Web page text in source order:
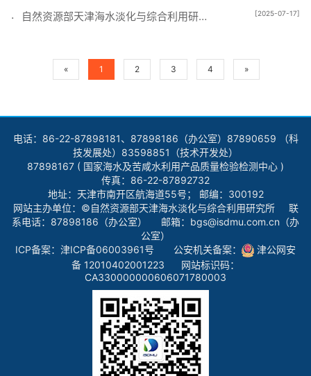
自然资源部天津海水淡化与综合利用研究所2025年公开招聘应届博士毕业生拟聘人员公示 [2025-07-17]
« 1 2 3 4 »
电话：86-22-87898181、87898186（办公室）87890659 （科
技发展处）83598851（技术开发处）
87898167 ( 国家海水及苦咸水利用产品质量检验检测中心 )
传真：86-22-87892732
地址：天津市南开区航海道55号； 邮编：300192
网站主办单位：©自然资源部天津海水淡化与综合利用研究所 联
系电话：87898186（办公室） 邮箱：bgs@isdmu.com.cn（办
公室）
ICP备案： 津ICP备06003961号 公安机关备案：
津公网安
备 12010402001223 网站标识码：
CA330000000606071780003